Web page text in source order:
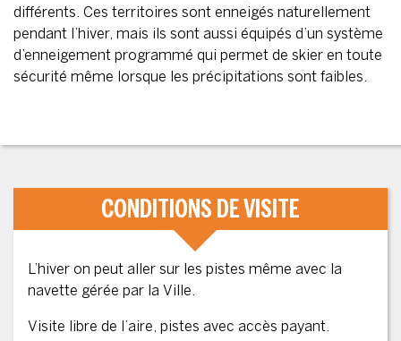
différents. Ces territoires sont enneigés naturellement
pendant l’hiver, mais ils sont aussi équipés d’un système
d’enneigement programmé qui permet de skier en toute
sécurité même lorsque les précipitations sont faibles.
CONDITIONS DE VISITE
L’hiver on peut aller sur les pistes même avec la
navette gérée par la Ville.
Visite libre de l’aire, pistes avec accès payant.